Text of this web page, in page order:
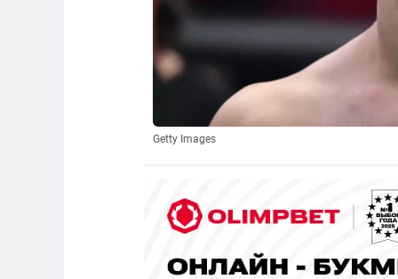
Getty Images